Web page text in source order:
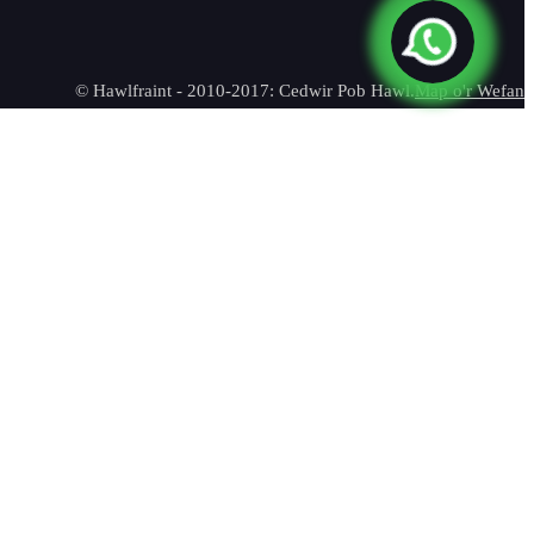
© Hawlfraint - 2010-2017: Cedwir Pob Hawl.Map o'r Wefan